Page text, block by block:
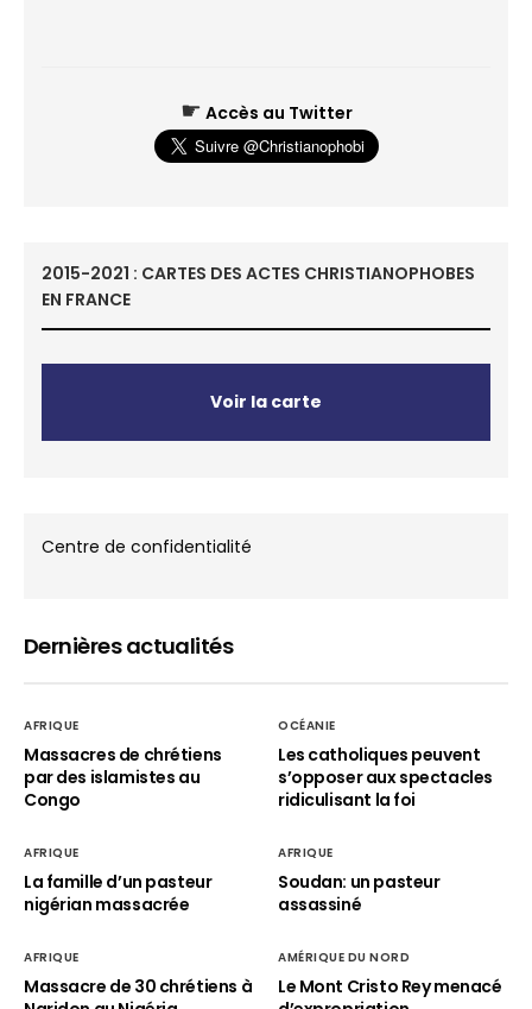
☛ Accès au Twitter
2015-2021 : CARTES DES ACTES CHRISTIANOPHOBES
EN FRANCE
Voir la carte
Centre de confidentialité
Dernières actualités
AFRIQUE
Massacres de chrétiens
par des islamistes au
Congo
OCÉANIE
Les catholiques peuvent
s’opposer aux spectacles
ridiculisant la foi
AFRIQUE
La famille d’un pasteur
nigérian massacrée
AFRIQUE
Soudan: un pasteur
assassiné
AFRIQUE
Massacre de 30 chrétiens à
AMÉRIQUE DU NORD
Le Mont Cristo Rey menacé